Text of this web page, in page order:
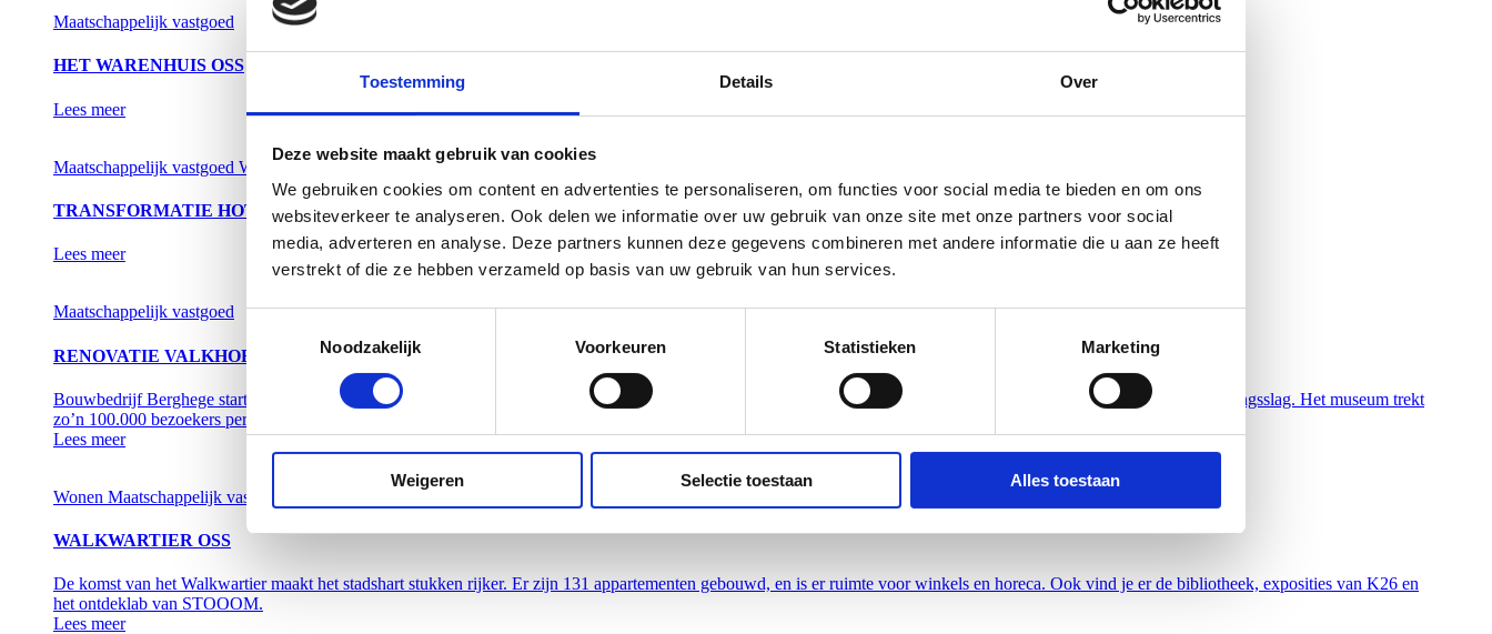
Toestemming Details Over
Deze website maakt gebruik van cookies
We gebruiken cookies om content en advertenties te personaliseren, om functies voor social media te bieden en om ons
websiteverkeer te analyseren. Ook delen we informatie over uw gebruik van onze site met onze partners voor social
media, adverteren en analyse. Deze partners kunnen deze gegevens combineren met andere informatie die u aan ze heeft
verstrekt of die ze hebben verzameld op basis van uw gebruik van hun services.
Noodzakelijk
Voorkeuren Statistieken Marketing
Weigeren Selectie toestaan Alles toestaan
Maatschappelijk vastgoed
HET WARENHUIS OSS
Lees meer
Maatschappelijk vastgoed Wonen
TRANSFORMATIE HOTEL DE LEYGRAAF
Lees meer
Maatschappelijk vastgoed
RENOVATIE VALKHOF MUSEUM NIJMEGEN
Bouwbedrijf Berghege start met de renovatie van het Valkhof Museum in Nijmegen. Valkhof Museum. De renovatie wordt aangepakt in combinatie met een verduurzamingsslag. Het museum trekt
zo’n 100.000 bezoekers per jaar.
Lees meer
Wonen Maatschappelijk vastgoed
WALKWARTIER OSS
De komst van het Walkwartier maakt het stadshart stukken rijker. Er zijn 131 appartementen gebouwd, en is er ruimte voor winkels en horeca. Ook vind je er de bibliotheek, exposities van K26 en
het ontdeklab van STOOOM.
Lees meer